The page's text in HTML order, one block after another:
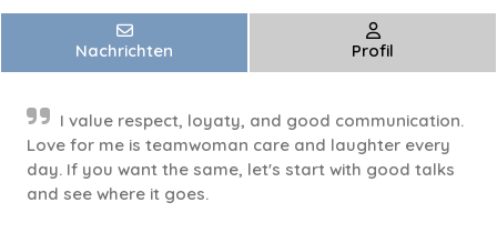
Nachrichten Profil
I value respect, loyaty, and good communication.
Love for me is teamwoman care and laughter every
day. If you want the same, let's start with good talks
and see where it goes.